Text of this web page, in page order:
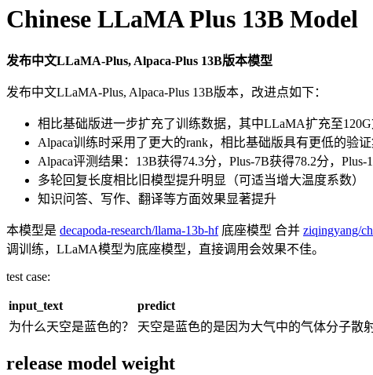
Chinese LLaMA Plus 13B Model
发布中文LLaMA-Plus, Alpaca-Plus 13B版本模型
发布中文LLaMA-Plus, Alpaca-Plus 13B版本，改进点如下：
相比基础版进一步扩充了训练数据，其中LLaMA扩充至
Alpaca训练时采用了更大的rank，相比基础版具有更低的验
Alpaca评测结果：13B获得74.3分，Plus-7B获得78.2分，
多轮回复长度相比旧模型提升明显（可适当增大温度系数）
知识问答、写作、翻译等方面效果显著提升
本模型是 decapoda-research/llama-13b-hf底座模型 合并 ziqingyang/
调训练，LLaMA模型为底座模型，直接调用会效果不佳。
test case:
input_text
predict
为什么天空是蓝色的？
天空是蓝色的是因为大气中的气体分子散
release model weight